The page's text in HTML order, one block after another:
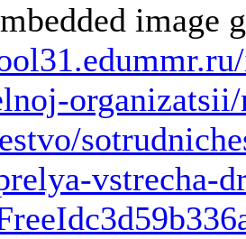
image
vstrecha-